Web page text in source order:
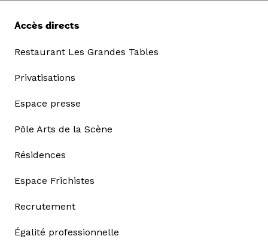
Accès directs
Restaurant Les Grandes Tables
Privatisations
Espace presse
Pôle Arts de la Scène
Résidences
Espace Frichistes
Recrutement
Égalité professionnelle